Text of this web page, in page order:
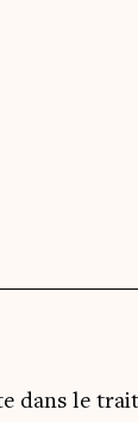
dans le